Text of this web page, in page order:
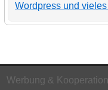
Wordpress und
Werbung &